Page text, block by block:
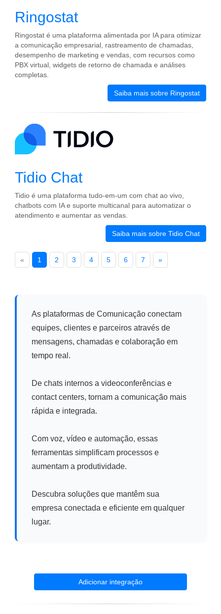
Ringostat
Ringostat é uma plataforma alimentada por IA para otimizar
a comunicação empresarial, rastreamento de chamadas,
desempenho de marketing e vendas, com recursos como
PBX virtual, widgets de retorno de chamada e análises
completas.
Saiba mais sobre Ringostat
Tidio Chat
Tidio é uma plataforma tudo-em-um com chat ao vivo,
chatbots com IA e suporte multicanal para automatizar o
atendimento e aumentar as vendas.
Saiba mais sobre Tidio Chat
« 1 2 3 4 5 6 7 »
As plataformas de Comunicação conectam
equipes, clientes e parceiros através de
mensagens, chamadas e colaboração em
tempo real.
De chats internos a videoconferências e
contact centers, tornam a comunicação mais
rápida e integrada.
Com voz, vídeo e automação, essas
ferramentas simplificam processos e
aumentam a produtividade.
Descubra soluções que mantêm sua
empresa conectada e eficiente em qualquer
lugar.
Adicionar integração